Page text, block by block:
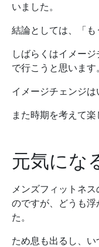
いました。
結論としては、「も
しばらくはイメー
で行こうと思います。
イメージチェンジは
また時期を考えて楽
元気にな
メンズフィットネ
のですが、どうも
た。
ため息も出るし、